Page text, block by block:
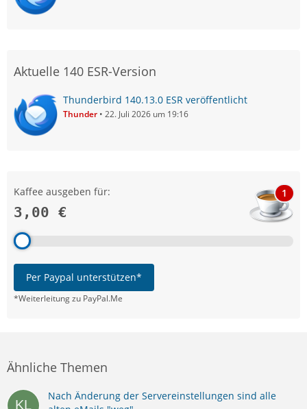
Aktuelle 140 ESR-Version
Thunderbird 140.13.0 ESR veröffentlicht
Thunder 22. Juli 2026 um 19:16
Kaffee ausgeben für:
3,00 €
1
Per Paypal unterstützen*
*Weiterleitung zu PayPal.Me
Ähnliche Themen
Nach Änderung der Servereinstellungen sind alle